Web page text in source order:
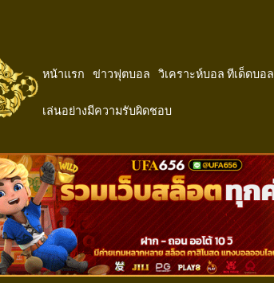
หน้าแรก ข่าวฟุตบอล วิเคราะห์บอล ทีเด็ดบอล
เล่นอย่างมีความรับผิดชอบ